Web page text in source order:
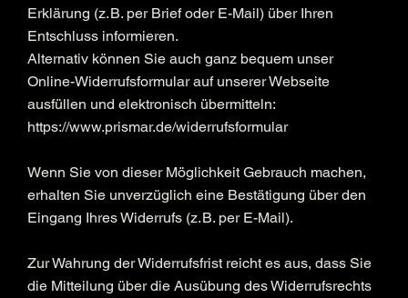
Erklärung (z. B. per Brief oder E-Mail) über Ihren
Entschluss informieren.
Alternativ können Sie auch ganz bequem unser
Online-Widerrufsformular auf unserer Webseite
ausfüllen und elektronisch übermitteln:
https://www.prismar.de/widerrufsformular
Wenn Sie von dieser Möglichkeit Gebrauch machen,
erhalten Sie unverzüglich eine Bestätigung über den
Eingang Ihres Widerrufs (z. B. per E-Mail).
Zur Wahrung der Widerrufsfrist reicht es aus, dass Sie
die Mitteilung über die Ausübung des Widerrufsrechts